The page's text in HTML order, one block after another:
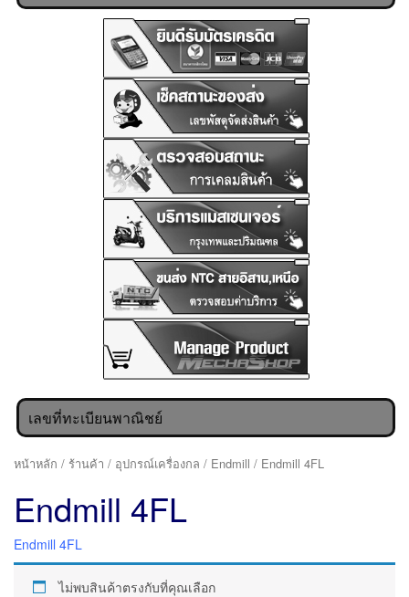
เลขที่ทะเบียนพาณิชย์
หน้าหลัก / ร้านค้า / อุปกรณ์เครื่องกล / Endmill / Endmill 4FL
Endmill 4FL
Endmill 4FL
ไม่พบสินค้าตรงกับที่คุณเลือก